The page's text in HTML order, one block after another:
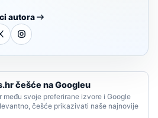
autora
češće na Googleu
među svoje preferirane izvore i Google
češće prikazivati naše najnovije